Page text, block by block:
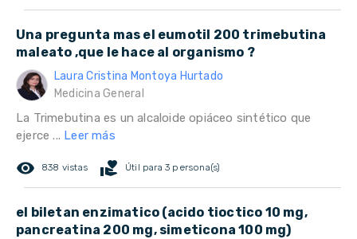
Una pregunta mas el eumotil 200 trimebutina
maleato ,que le hace al organismo ?
Laura Cristina Montoya Hurtado
Medicina General
La Trimebutina es un alcaloide opiáceo sintético que
ejerce ... Leer más
remove_red_eye 838 vistas volunteer_activism Útil para 3 persona(s)
el biletan enzimatico (acido tioctico 10 mg,
pancreatina 200 mg, simeticona 100 mg)